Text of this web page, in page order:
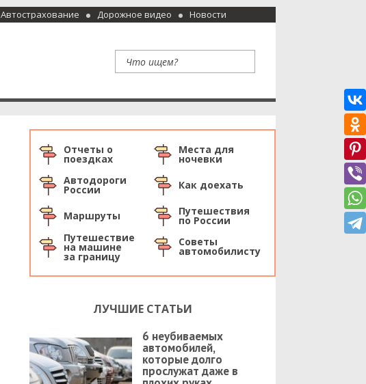
Автострахование Дорожное видео Новости
Отчеты о
поездках
Места для
ночевки
Автодороги
России Как доехать
Маршруты Путешествия
по России
Путешествие
на машине
за границу
Советы
автомобилисту
ЛУЧШИЕ СТАТЬИ
6 неубиваемых
автомобилей,
которые долго
прослужат даже в